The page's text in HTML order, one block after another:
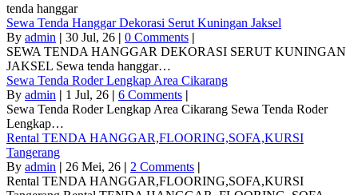
tenda hanggar
Sewa Tenda Hanggar Dekorasi Serut Kuningan Jaksel
By admin | 30 Jul, 26 | 0 Comments |
SEWA TENDA HANGGAR DEKORASI SERUT KUNINGAN
JAKSEL Sewa tenda hanggar…
Sewa Tenda Roder Lengkap Area Cikarang
By admin | 1 Jul, 26 | 6 Comments |
Sewa Tenda Roder Lengkap Area Cikarang Sewa Tenda Roder
Lengkap…
Rental TENDA HANGGAR,FLOORING,SOFA,KURSI
Tangerang
By admin | 26 Mei, 26 | 2 Comments |
Rental TENDA HANGGAR,FLOORING,SOFA,KURSI